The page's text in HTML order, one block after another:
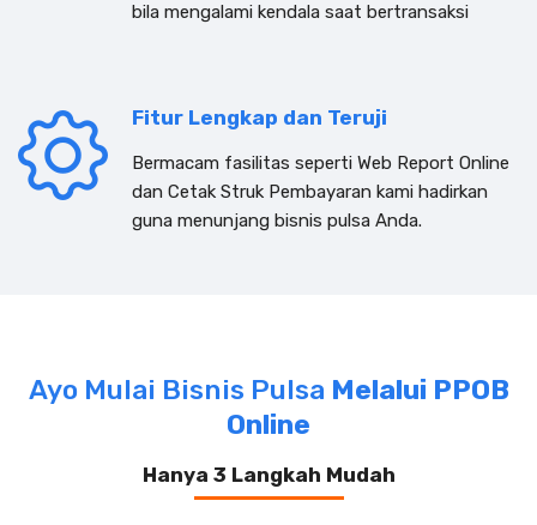
bila mengalami kendala saat bertransaksi
Fitur Lengkap dan Teruji
Bermacam fasilitas seperti Web Report Online
dan Cetak Struk Pembayaran kami hadirkan
guna menunjang bisnis pulsa Anda.
Ayo Mulai Bisnis Pulsa Melalui PPOB
Online
Hanya 3 Langkah Mudah